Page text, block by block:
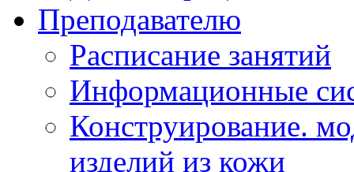
Преподавателю
Расписание занятий
Информационные
Конструирование.
изделий из кожи